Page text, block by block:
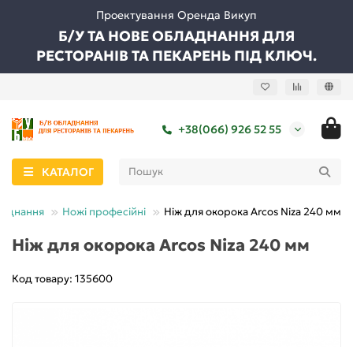
Проектування Оренда Викуп
Б/У ТА НОВЕ ОБЛАДНАННЯ ДЛЯ
РЕСТОРАНІВ ТА ПЕКАРЕНЬ ПІД КЛЮЧ.
+38(066) 926 52 55
КАТАЛОГ
Ножі професійні Ніж для окорока Arcos Niza 240 мм
Ніж для окорока Arcos Niza 240 мм
Код товару: 135600